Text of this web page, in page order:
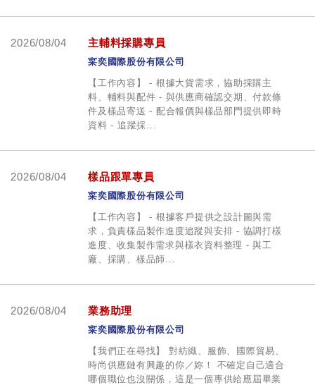
2026/08/04 主輔料採購專員
寀奕國際股份有限公司
【工作內容】 - 根據大貨需求，協助採購主
料、輔料與配件 - 與供應商確認交期、付款條
件及樣品寄送 - 配合報價與樣品部門提供即時
資料 - 追蹤採...
2026/08/04 樣品跟單專員
寀奕國際股份有限公司
【工作內容】 - 根據客戶提供之設計圖與需
求，負責樣品製作進度追蹤與安排 - 協調打樣
進度、收集製作需求與樣衣資料整理 - 與工
廠、採購、樣品師...
2026/08/04 業務助理
寀奕國際股份有限公司
【我們正在尋找】 對紡織、服飾、國際貿易、
時尚供應鏈有興趣的你／妳！ 不確定自己適合
哪個職位也沒關係，這是一個專供給應屆畢業